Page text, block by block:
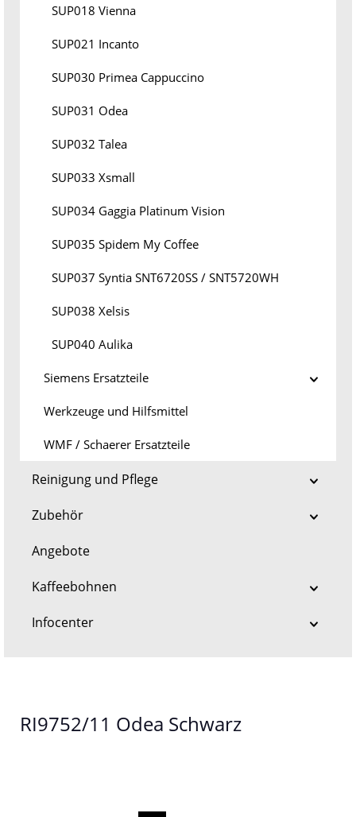
SUP018 Vienna
SUP021 Incanto
SUP030 Primea Cappuccino
SUP031 Odea
SUP032 Talea
SUP033 Xsmall
SUP034 Gaggia Platinum Vision
SUP035 Spidem My Coffee
SUP037 Syntia SNT6720SS / SNT5720WH
SUP038 Xelsis
SUP040 Aulika
Siemens Ersatzteile
Werkzeuge und Hilfsmittel
WMF / Schaerer Ersatzteile
Reinigung und Pflege
Zubehör
Angebote
Kaffeebohnen
Infocenter
RI9752/11 Odea Schwarz